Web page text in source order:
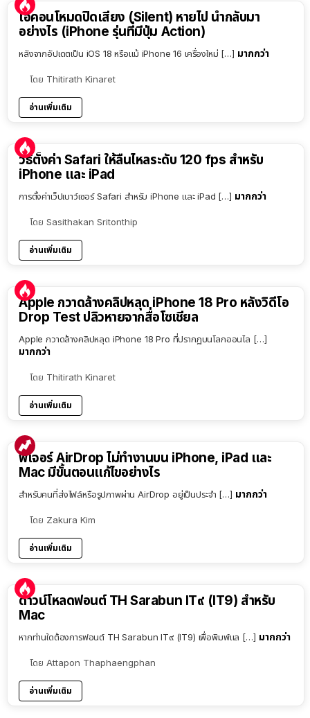
ไอคอนโหมดปิดเสียง (Silent) หายไป นำกลับมา
อย่างไร (iPhone รุ่นที่มีปุ่ม Action)
หลังจากอัปเดตเป็น iOS 18 หรือแม้ iPhone 16 เครื่องใหม่ […] มากกว่า
โดย Thitirath Kinaret
อ่านเพิ่มเติม
วิธีตั้งค่า Safari ให้ลื่นไหลระดับ 120 fps สำหรับ
iPhone และ iPad
การตั้งค่าเว็ปเบาว์เซอร์ Safari สำหรับ iPhone และ iPad […] มากกว่า
โดย Sasithakan Sritonthip
อ่านเพิ่มเติม
Apple กวาดล้างคลิปหลุด iPhone 18 Pro หลังวิดีโอ
Drop Test ปลิวหายจากสื่อโซเชียล
Apple กวาดล้างคลิปหลุด iPhone 18 Pro ที่ปรากฏบนโลกออนไล […]
มากกว่า
โดย Thitirath Kinaret
อ่านเพิ่มเติม
ฟีเจอร์ AirDrop ไม่ทำงานบน iPhone, iPad และ
Mac มีขั้นตอนแก้ไขอย่างไร
สำหรับคนที่ส่งไฟล์หรือรูปภาพผ่าน AirDrop อยู่เป็นประจำ […] มากกว่า
โดย Zakura Kim
อ่านเพิ่มเติม
ดาวน์โหลดฟอนต์ TH Sarabun IT๙ (IT9) สำหรับ
Mac
หากท่านใดต้องการฟอนต์ TH Sarabun IT๙ (IT9) เพื่อพิมพ์แล […] มากกว่า
โดย Attapon Thaphaengphan
อ่านเพิ่มเติม